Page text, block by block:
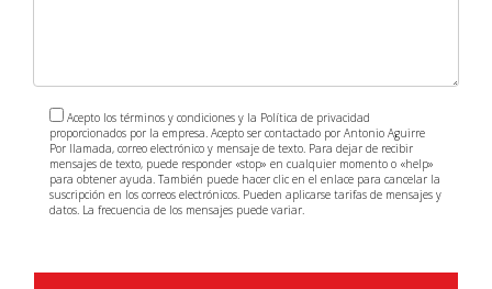
Acepto los términos y condiciones y la Política de privacidad
proporcionados por la empresa. Acepto ser contactado por Antonio Aguirre
Por llamada, correo electrónico y mensaje de texto. Para dejar de recibir
mensajes de texto, puede responder «stop» en cualquier momento o «help»
para obtener ayuda. También puede hacer clic en el enlace para cancelar la
suscripción en los correos electrónicos. Pueden aplicarse tarifas de mensajes y
datos. La frecuencia de los mensajes puede variar.